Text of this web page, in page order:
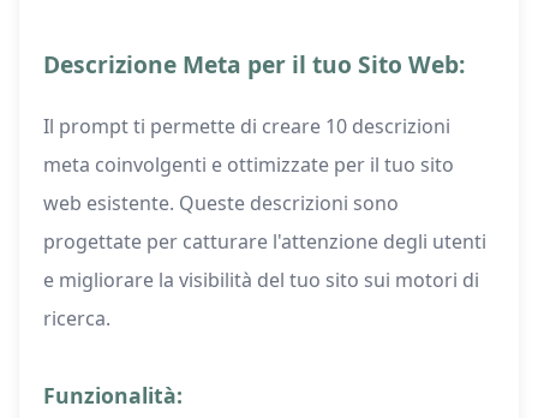
Descrizione Meta per il tuo Sito Web:
Il prompt ti permette di creare 10 descrizioni
meta coinvolgenti e ottimizzate per il tuo sito
web esistente. Queste descrizioni sono
progettate per catturare l'attenzione degli utenti
e migliorare la visibilità del tuo sito sui motori di
ricerca.
Funzionalità: